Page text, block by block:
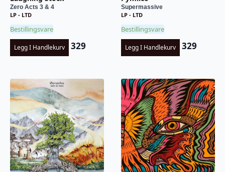
Zero Acts 3 & 4
LP - LTD
Bestillingsvare
Legg I Handlekurv 329
Supermassive
LP - LTD
Bestillingsvare
Legg I Handlekurv 329